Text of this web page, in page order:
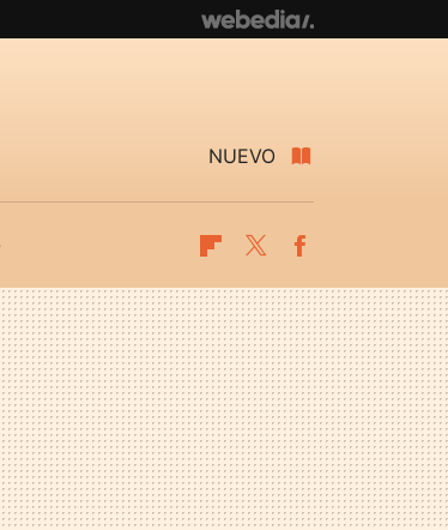
NUEVO
Flipboard
Twitter